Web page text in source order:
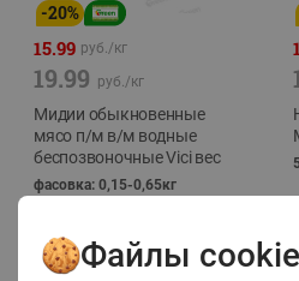
-20%
15.99 руб./кг
19.99 руб./кг
Мидии обыкновенные
мясо п/м в/м водные
беспозвоночные Vici вес
фасовка: 0,15-0,65кг
Файлы cookie